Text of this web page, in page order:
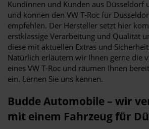
Kundinnen und Kunden aus Düsseldorf
und können den VW T-Roc für
empfehlen. Der Hersteller setzt hier
erstklassige Verarbeitung und Qualität
diese mit aktuellen Extras und
Natürlich erläutern wir Ihnen gerne die
eines VW T-Roc und räumen Ihnen
ein. Lernen Sie uns kennen.
Budde Automobile – wir
mit einem Fahrzeug für